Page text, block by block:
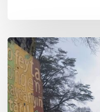
En
defensa
del
Salto